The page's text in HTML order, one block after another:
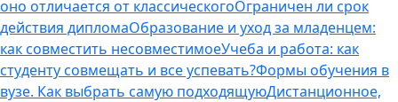
оно отличается от классическогоОграничен ли срок
действия дипломаОбразование и уход за младенцем:
как совместить несовместимоеУчеба и работа: как
студенту совмещать и все успевать?Формы обучения в
вузе. Как выбрать самую подходящуюДистанционное,